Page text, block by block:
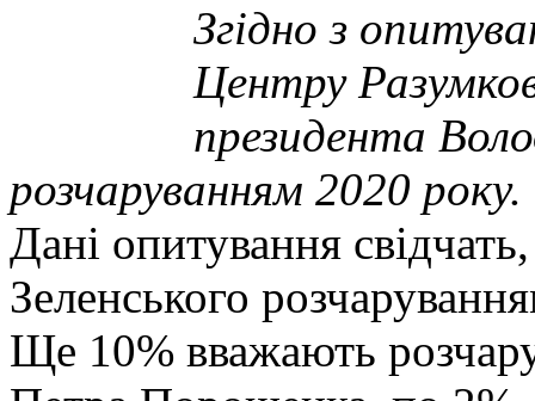
Згідно з
Центру
президента
розчаруванням 2020 року.
Дані опитування
Зеленського
Ще 10% вважають